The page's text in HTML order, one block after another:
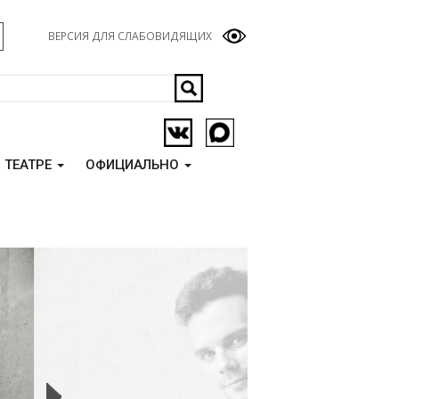
ВЕРСИЯ ДЛЯ СЛАБОВИДЯЩИХ
ТЕАТРЕ ОФИЦИАЛЬНО